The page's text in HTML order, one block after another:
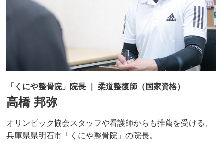
「くにや整骨院」院長 ｜ 柔道整復師（国家資格）
高橋 邦弥
オリンピック協会スタッフや看護師からも推薦を受ける、
兵庫県県明石市「くにや整骨院」の院長。